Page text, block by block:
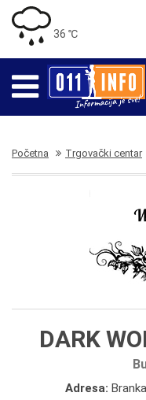
36 ℃
Početna Trgovački centar
DARK
Adresa: